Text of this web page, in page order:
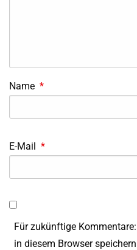
Name *
E-Mail *
Für zukünftige
in diesem Browser